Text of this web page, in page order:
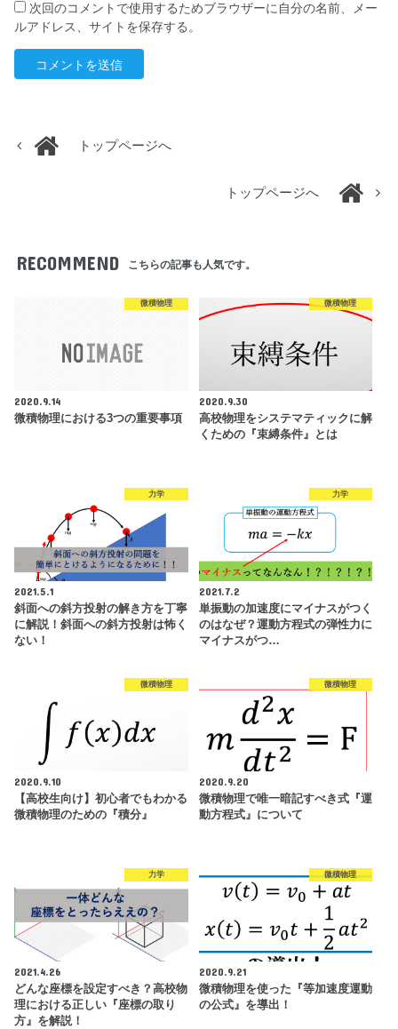
次回のコメントで使用するためブラウザーに自分の名前、メー
ルアドレス、サイトを保存する。
トップページへ
トップページへ
RECOMMEND こちらの記事も人気です。
微積物理
2020.9.14
微積物理における3つの重要事項
微積物理
2020.9.30
高校物理をシステマティックに解
くための『束縛条件』とは
力学
2021.5.1
斜面への斜方投射の解き方を丁寧
に解説！斜面への斜方投射は怖く
ない！
力学
2021.7.2
単振動の加速度にマイナスがつく
のはなぜ？運動方程式の弾性力に
マイナスがつ…
微積物理
2020.9.10
【高校生向け】初心者でもわかる
微積物理のための『積分』
微積物理
2020.9.20
微積物理で唯一暗記すべき式『運
動方程式』について
力学
2021.4.26
どんな座標を設定すべき？高校物
理における正しい『座標の取り
方』を解説！
微積物理
2020.9.21
微積物理を使った『等加速度運動
の公式』を導出！